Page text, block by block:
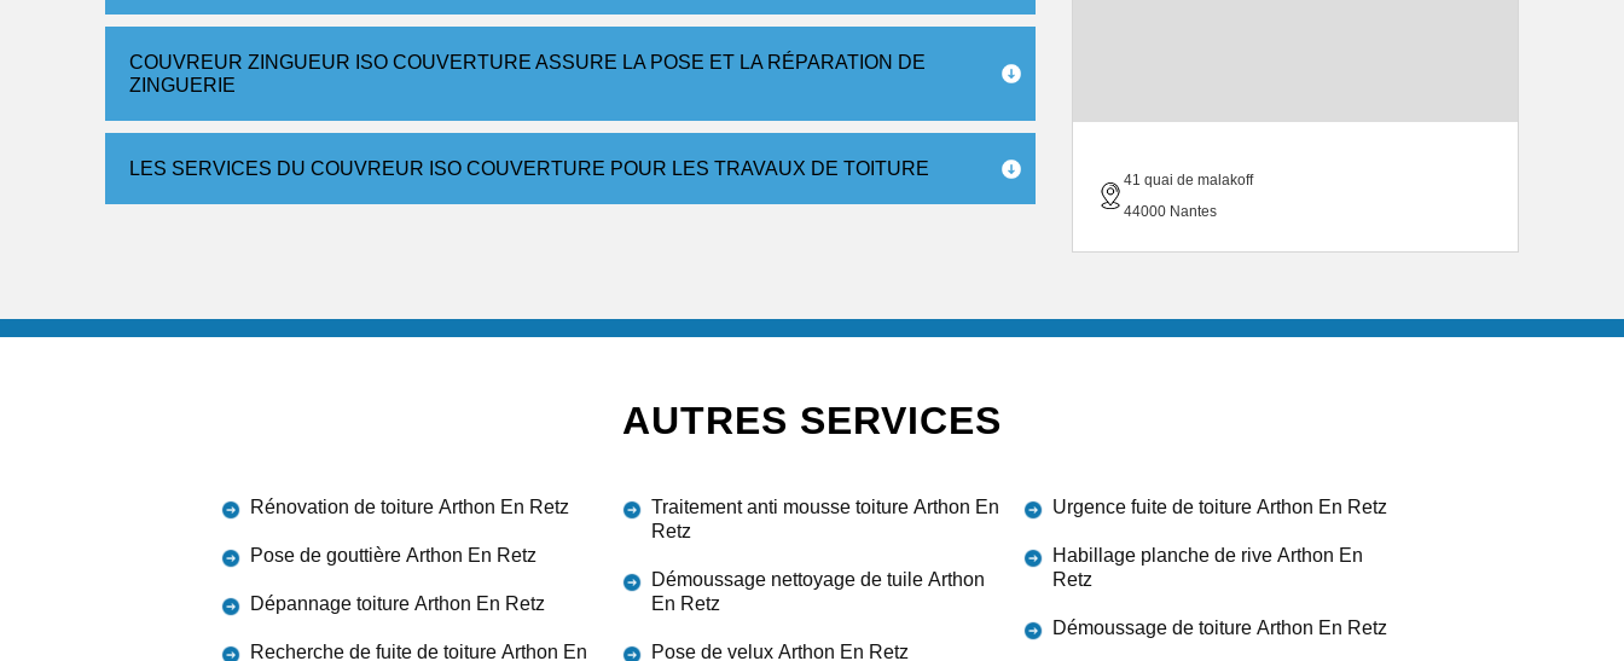
COUVREUR ZINGUEUR ISO COUVERTURE ASSURE LA POSE ET LA RÉPARATION DE
ZINGUERIE
LES SERVICES DU COUVREUR ISO COUVERTURE POUR LES TRAVAUX DE TOITURE
41 quai de malakoff
44000 Nantes
AUTRES SERVICES
Rénovation de toiture Arthon En Retz
Pose de gouttière Arthon En Retz
Dépannage toiture Arthon En Retz
Recherche de fuite de toiture Arthon En
Traitement anti mousse toiture Arthon En
Retz
Démoussage nettoyage de tuile Arthon
En Retz
Pose de velux Arthon En Retz
Urgence fuite de toiture Arthon En Retz
Habillage planche de rive Arthon En
Retz
Démoussage de toiture Arthon En Retz